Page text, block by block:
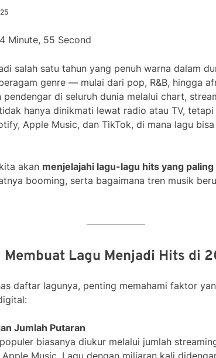
4 Minute, 55 Second
salah satu tahun yang penuh warna dalam
genre — mulai dari pop, R&B, hingga
pendengar di seluruh dunia melalui chart,
hanya dinikmati lewat radio atau TV,
Apple Music, dan TikTok, di mana lagu
akan menjelajahi lagu-lagu hits yang
booming, serta bagaimana tren musik
Membuat Lagu Menjadi Hits di
daftar lagunya, penting memahami faktor
Jumlah Putaran
biasanya diukur melalui jumlah